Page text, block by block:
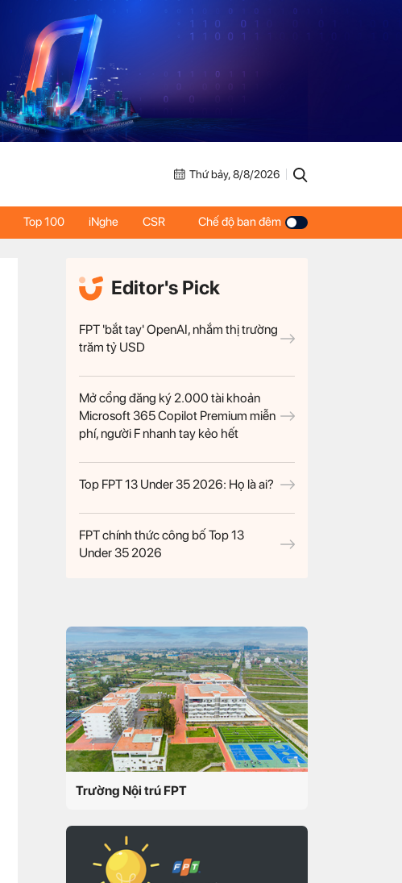
Thứ bảy, 8/8/2026
Top 100 iNghe CSR Chế độ ban đêm
Editor's Pick
FPT 'bắt tay' OpenAI, nhắm thị trường
trăm tỷ USD
Mở cổng đăng ký 2.000 tài khoản
Microsoft 365 Copilot Premium miễn
phí, người F nhanh tay kẻo hết
Top FPT 13 Under 35 2026: Họ là ai?
FPT chính thức công bố Top 13
Under 35 2026
Trường Nội trú FPT